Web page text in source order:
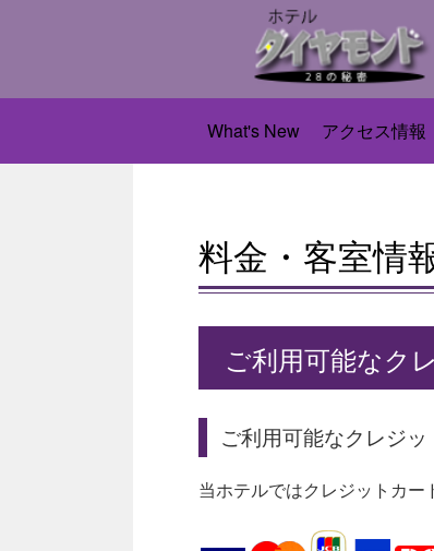
What's New アクセス情報
料金・客室情
ご利用可能なク
ご利用可能なクレジッ
当ホテルではクレジットカー